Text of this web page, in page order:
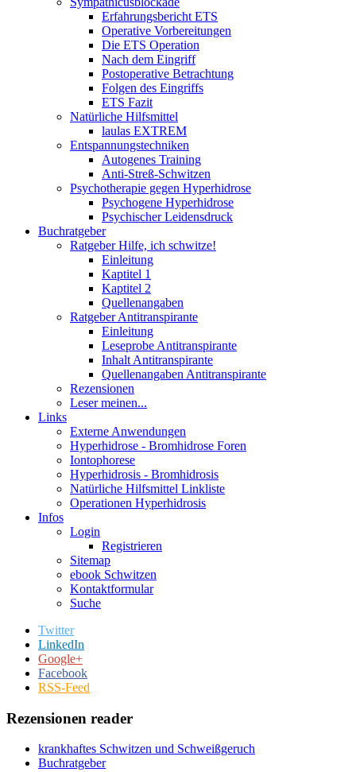
Erfahrungsbericht ETS
Operative Vorbereitungen
Die ETS Operation
Nach dem Eingriff
Postoperative Betrachtung
Folgen des Eingriffs
ETS Fazit
Natürliche Hilfsmittel
laulas EXTREM
Entspannungstechniken
Autogenes Training
Anti-Streß-Schwitzen
Psychotherapie gegen Hyperhidrose
Psychogene Hyperhidrose
Psychischer Leidensdruck
Buchratgeber
Ratgeber Hilfe, ich schwitze!
Einleitung
Kaptitel 1
Kaptitel 2
Quellenangaben
Ratgeber Antitranspirante
Einleitung
Leseprobe Antitranspirante
Inhalt Antitranspirante
Quellenangaben Antitranspirante
Rezensionen
Leser meinen...
Links
Externe Anwendungen
Hyperhidrose - Bromhidrose Foren
Iontophorese
Hyperhidrosis - Bromhidrosis
Natürliche Hilfsmittel Linkliste
Operationen Hyperhidrosis
Infos
Login
Registrieren
Sitemap
ebook Schwitzen
Kontaktformular
Suche
Twitter
LinkedIn
Google+
Facebook
RSS-Feed
Rezensionen reader
krankhaftes Schwitzen und Schweißgeruch
Buchratgeber